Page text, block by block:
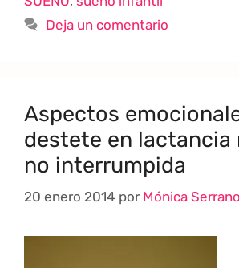
Deja un comentario
Aspectos
destete en lactancia
no interrumpida
20 enero 2014 por Mónica Serrano